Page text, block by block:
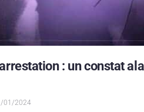
: un constat
01/2024